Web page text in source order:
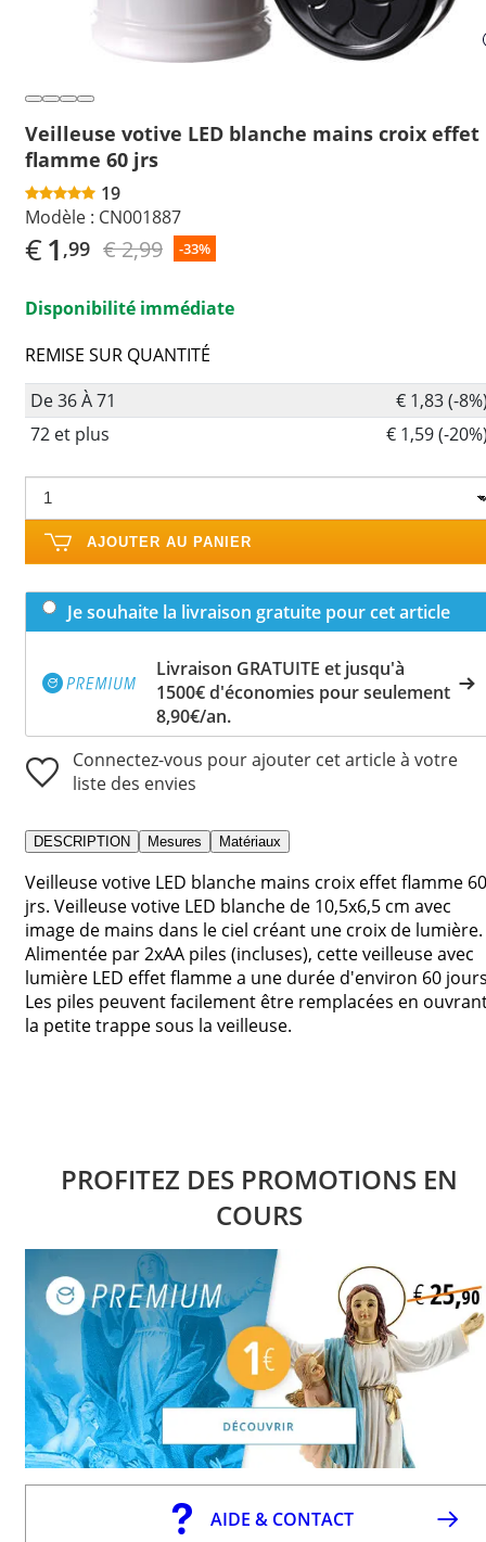
Veilleuse votive LED blanche mains croix effet
flamme 60 jrs
19
Modèle : CN001887
€1 ,99 € 2,99 -33%
Disponibilité immédiate
REMISE SUR QUANTITÉ
De 36 À 71
€ 1,83 (-
72 et plus
€ 1,59 (-
AJOUTER AU PANIER
Je souhaite la livraison gratuite pour cet article
Livraison GRATUITE et jusqu'à
1500€ d'économies pour seulement
8,90€/an.
Connectez-vous pour ajouter cet article à votre
liste des envies
DESCRIPTION Mesures Matériaux
Veilleuse votive LED blanche mains croix effet flamme 60
jrs. Veilleuse votive LED blanche de 10,5x6,5 cm avec
image de mains dans le ciel créant une croix de lumière.
Alimentée par 2xAA piles (incluses), cette veilleuse avec
lumière LED effet flamme a une durée d'environ 60
Les piles peuvent facilement être remplacées en
la petite trappe sous la veilleuse.
PROFITEZ DES PROMOTIONS EN
COURS
AIDE & CONTACT